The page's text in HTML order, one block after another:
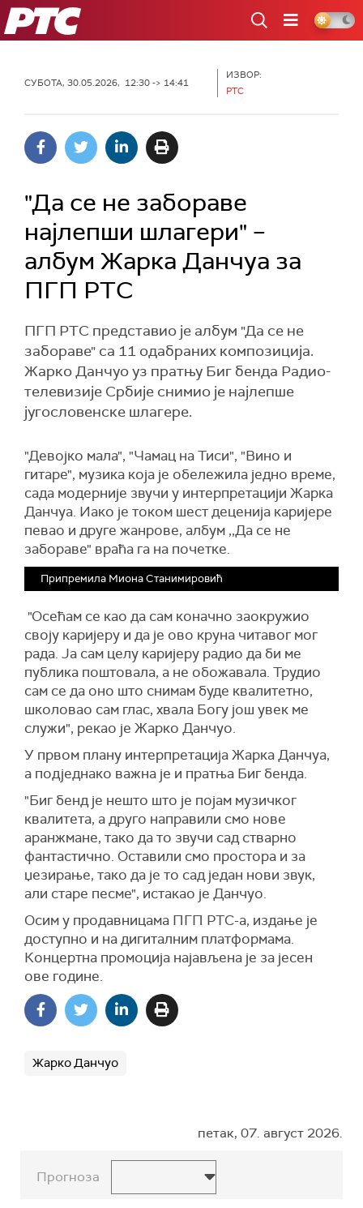
РТС
СУБОТА, 30.05.2026, 12:30 -> 14:41
ИЗВОР:
РТС
"Да се не забораве
најлепши шлагери" –
албум Жарка Данчуа за
ПГП РТС
ПГП РТС представио је албум "Да се не
забораве" са 11 одабраних композиција.
Жарко Данчуо уз пратњу Биг бенда Радио-
телевизије Србије снимио је најлепше
југословенске шлагере.
"Девојко мала", "Чамац на Тиси", "Вино и
гитаре", музика која је обележила једно време,
сада модерније звучи у интерпретацији Жарка
Данчуа. Иако је током шест деценија каријере
певао и друге жанрове, албум ,,Да се не
забораве" враћа га на почетке.
Припремила Миона Станимировић
"Осећам се као да сам коначно заокружио
своју каријеру и да је ово круна читавог мог
рада. Ја сам целу каријеру радио да би ме
публика поштовала, а не обожавала. Трудио
сам се да оно што снимам буде квалитетно,
школовао сам глас, хвала Богу још увек ме
служи", рекао је Жарко Данчуо.
У првом плану интерпретација Жарка Данчуа,
а подједнако важна је и пратња Биг бенда.
"Биг бенд је нешто што је појам музичког
квалитета, а друго направили смо нове
аранжмане, тако да то звучи сад стварно
фантастично. Оставили смо простора и за
џезирање, тако да је то сад један нови звук,
али старе песме", истакао је Данчуо.
Осим у продавницама ПГП РТС-а, издање је
доступно и на дигиталним платформама.
Концертна промоција најављена је за јесен
ове године.
Жарко Данчуо
петак, 07. август 2026.
Прогноза